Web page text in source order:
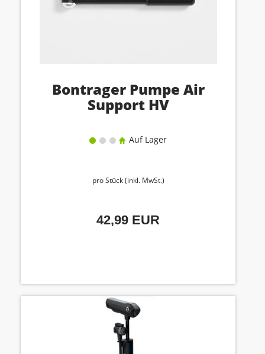
Bontrager Pumpe Air
Support HV
Auf Lager
pro Stück (inkl. MwSt.)
42,99 EUR